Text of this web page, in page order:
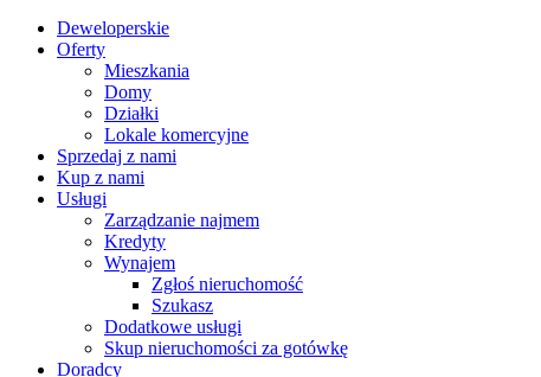
Deweloperskie
Oferty
Mieszkania
Domy
Działki
Lokale komercyjne
Sprzedaj z nami
Kup z nami
Usługi
Zarządzanie najmem
Kredyty
Wynajem
Zgłoś nieruchomość
Szukasz
Dodatkowe usługi
Skup nieruchomości za gotówkę
Doradcy